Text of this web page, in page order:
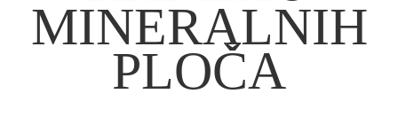
MINERALNIH
PLOČA